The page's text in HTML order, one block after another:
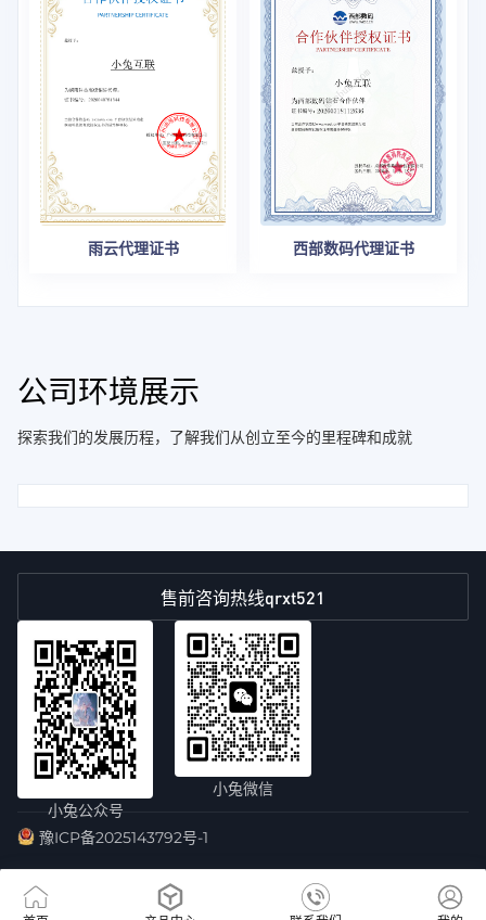
雨云代理证书 西部数码代理证书
公司环境展示
探索我们的发展历程，了解我们从创立至今的里程碑和成就
售前咨询热线qrxt521
小兔公众号
小兔微信
豫ICP备2025143792号-1